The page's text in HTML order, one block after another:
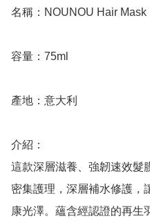
名稱：NOUNOU Hair Mask
容量：75ml
產地：意大利
介紹：
這款深層滋養、強韌速效髮
密集護理，深層補水修護，
康光澤。蘊含經認證的再生